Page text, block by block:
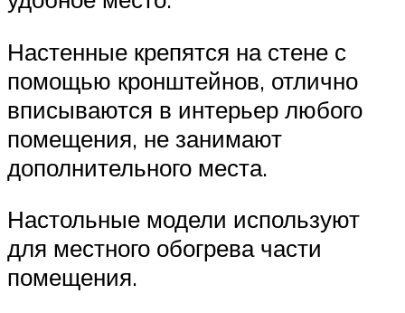
Настенные крепятся на стене с
помощью кронштейнов, отлично
вписываются в интерьер любого
помещения, не занимают
дополнительного места.
Настольные модели используют
для местного обогрева части
помещения.